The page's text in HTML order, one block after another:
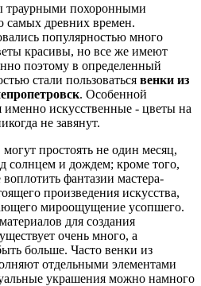
траурными похоронными
самых древних времен.
популярностью много
красивы, но все же имеют
поэтому в определенный
стали пользоваться венки из
. Особенной
именно искусственные - цветы на
не завянут.
простоять не один месяц,
солнцем и дождем; кроме того,
фантазии мастера-
произведения искусства,
мироощущение усопшего.
для создания
очень много, а
больше. Часто венки из
отдельными элементами
украшения можно намного